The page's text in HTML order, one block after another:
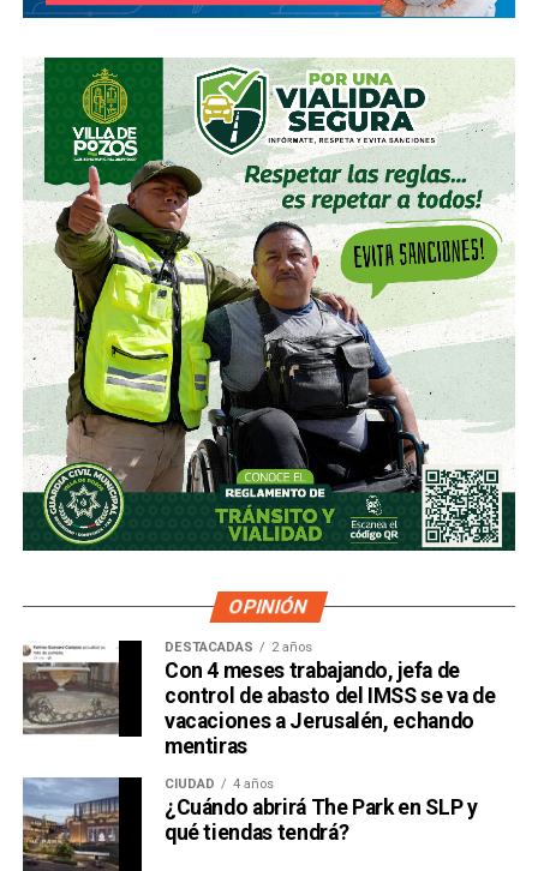
OPINIÓN
DESTACADAS 2 años
Con 4 meses trabajando, jefa de
control de abasto del IMSS se va de
vacaciones a Jerusalén, echando
mentiras
CIUDAD 4 años
¿Cuándo abrirá The Park en SLP y
qué tiendas tendrá?